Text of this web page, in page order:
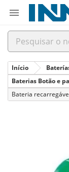

Início
Baterias Botão e
Bateria